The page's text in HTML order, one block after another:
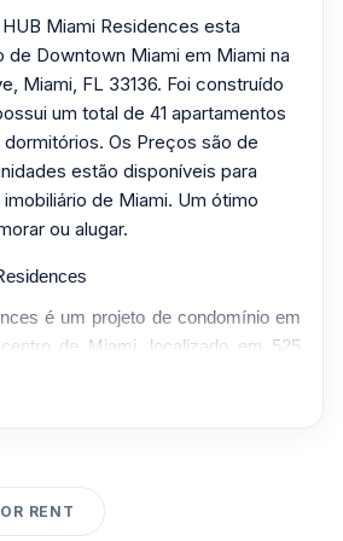
Miami Residences esta
de Downtown Miami em Miami na
Miami, FL 33136. Foi construído
um total de 41 apartamentos
dormitórios. Os Preços são de
estão disponíveis para
de Miami. Um ótimo
ou alugar.
é um projeto de condomínio em
de Miami, localizado em 525
para compradores, vendedores,
e agentes de condomínios em
é classificado como uma
RENT